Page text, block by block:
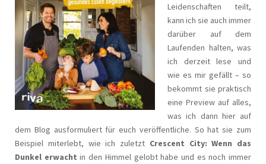
Leidenschaften teilt,
kann ich sie auch immer
darüber auf dem
Laufenden halten, was
ich derzeit lese und
wie es mir gefällt – so
bekommt sie praktisch
eine Preview auf alles,
was ich dann hier auf
dem Blog ausformuliert für euch veröffentliche. So hat sie zum
Beispiel miterlebt, wie ich zuletzt Crescent City: Wenn das
Dunkel erwacht in den Himmel gelobt habe und es noch immer